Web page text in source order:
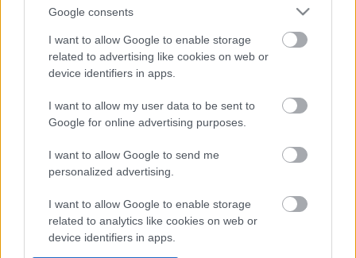
Google consents
I want to allow Google to enable storage
related to advertising like cookies on web or
device identifiers in apps.
I want to allow my user data to be sent to
Google for online advertising purposes.
I want to allow Google to send me
personalized advertising.
I want to allow Google to enable storage
related to analytics like cookies on web or
device identifiers in apps.
Szigligeti Társulat, Nagyvárad
Rögtön dupla premierrel kezdi az új